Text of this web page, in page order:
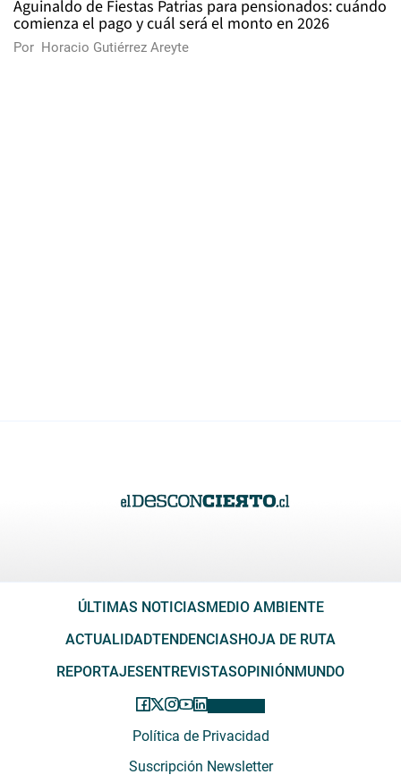
Aguinaldo de Fiestas Patrias para pensionados: cuándo
comienza el pago y cuál será el monto en 2026
Por Horacio Gutiérrez Areyte
ÚLTIMAS NOTICIAS MEDIO AMBIENTE
ACTUALIDADTENDENCIAS HOJA DE RUTA
REPORTAJES ENTREVISTASOPINIÓN MUNDO
Política de Privacidad
Suscripción Newsletter